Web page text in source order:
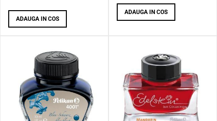
ADAUGA IN COS
ADAUGA IN COS